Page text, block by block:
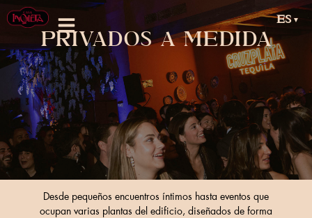
ES ▼
PRIVADOS A MEDIDA
Desde pequeños encuentros íntimos hasta eventos que
ocupan varias plantas del edificio, diseñados de forma